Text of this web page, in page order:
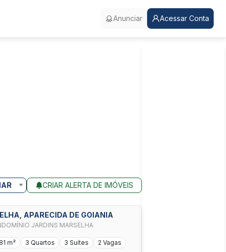
Anunciar Acessar Conta
CRIAR ALERTA DE IMÓVEIS
APARECIDA DE GOIANIA
JARDINS MARSELHA
m² 3 Quartos 3 Suítes 2 Vagas